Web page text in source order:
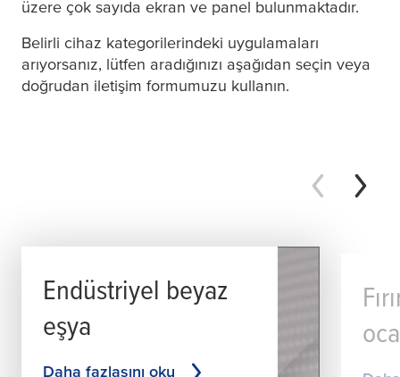
üzere çok sayıda ekran ve panel bulunmaktadır.
Belirli cihaz kategorilerindeki uygulamaları
arıyorsanız, lütfen aradığınızı aşağıdan seçin veya
doğrudan iletişim formumuzu kullanın.
Endüstriyel beyaz
eşya
Daha fazlasını oku